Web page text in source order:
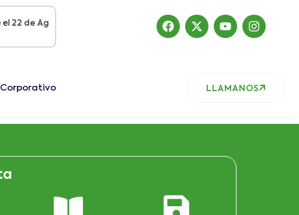
Agosto del 2019 , nuestro sitio ha migrado
LLAMANOS